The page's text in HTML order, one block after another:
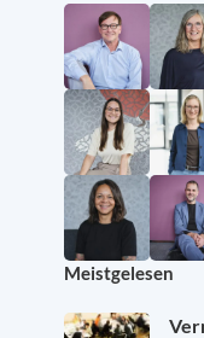
Meistgelesen